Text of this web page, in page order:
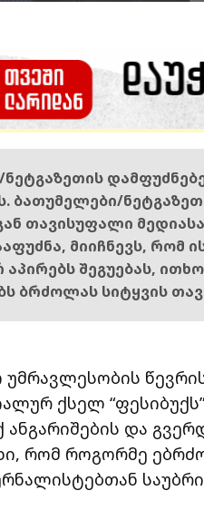
ბათუმელები/
თავისუფალი
მიიჩნევს, რომ
აპირებს შეგუებას,
ბრძოლას სიტყვის
ქსელ
და
რომ როგორმე